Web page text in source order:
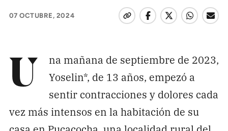
Dona aquí
RECIBE NUESTRO BOLETÍN
Enviar
SÍGUENOS
07 OCTUBRE, 2024
U
na mañana de septiembre de 2023,
Yoselin*, de 13 años, empezó a
sentir contracciones y dolores cada
vez más intensos en la habitación de su